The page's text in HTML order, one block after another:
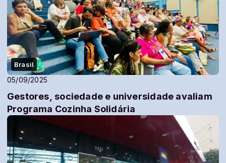
Brasil
05/09/2025
Gestores, sociedade e universidade avaliam
Programa Cozinha Solidária